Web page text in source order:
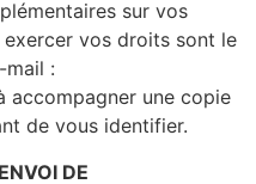
sur vos
vos droits sont le
mail :
accompagner une copie
de vous identifier.
DE